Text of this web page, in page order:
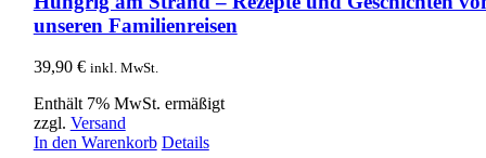
unseren Familienreisen
39,90 € inkl. MwSt.
Enthält 7% MwSt. ermäßigt
zzgl. Versand
In den Warenkorb Details